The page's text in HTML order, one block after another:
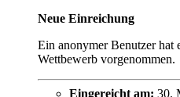
Neue Einreichung
Ein anonymer Benutzer hat
Wettbewerb vorgenommen.
Eingereicht am: 30.